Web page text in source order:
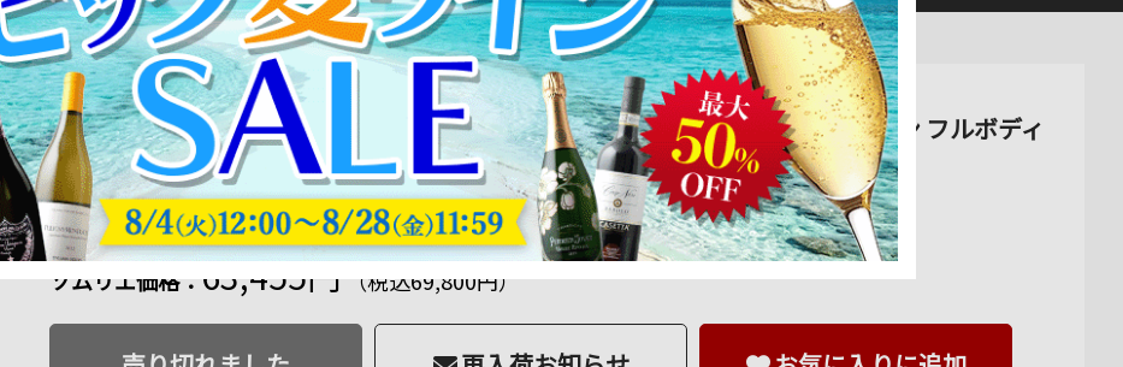
ロン・ダイ ドメーヌ・バロン・ド・ロスチャイルド 2018年 中国 山東省 赤ワイン フルボディ 750ml 通販
ロン・ダイ ドメーヌ・バロン・ド・ロスチャイルド 2018年 中国 山東省 赤ワイン フルボディ
750ml
商品番号：4573542478966
品切 634 ポイント進呈
ソムリエ価格：63,455円（税込69,800円）